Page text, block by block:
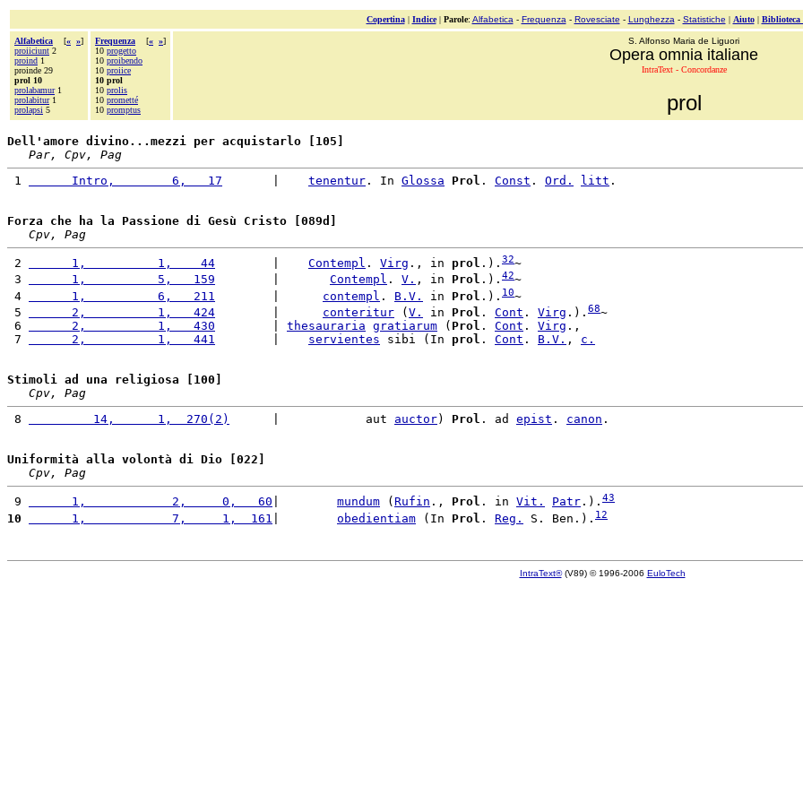
Copertina| Indice| Parole: Alfabetica - Frequenza - Rovesciate - Lunghezza - Statistiche | Aiuto| Biblioteca
Alfabetica [« »]
proiiciunt 2
proind 1
proinde 29
prol 10
prolabamur1
prolabitur1
prolapsi 5
Frequenza [« »]
10 progetto
10 proibendo
10 proiice
10 prol
10 prolis
10 prometté
10 promptus
S. Alfonso Maria de Liguori
Opera omnia italiane
IntraText - Concordanze
prol
Dell'amore divino...mezzi per acquistarlo [105]
Par, Cpv, Pag
1
      Intro,        6,   17
tenentur . In Glossa Prol . Const . Ord. litt .
Forza che ha la Passione di Gesù Cristo [089d]
Cpv, Pag
2
      1,          1,    44
Contempl . Virg ., in prol .). 32~
3
      1,          5,   159
Contempl . V. , in Prol .). 42~
4
      1,          6,   211
contempl . B. V. in Prol .). 10~
5
      2,          1,   424
conteritur ( V. in Prol . Cont . Virg .). 68~
6
      2,          1,   430
thesauraria gratiarum ( Prol . Cont . Virg .,
7
      2,          1,   441
servientes sibi (In prol . Cont . B. V. , c.
Stimoli ad una religiosa [100]
Cpv, Pag
8
         14,      1,  270(2)
      |            aut
auctor) Prol . ad epist . canon .
Uniformità alla volontà di Dio [022]
Cpv, Pag
9
      1,            2,     0,   60
mundum ( Rufin ., Prol . in Vit. Patr .). 43
10
      1,            7,     1,  161
obedientiam (In Prol . Reg. S. Ben.). 12
IntraText®(V89) © 1996-2006 EuloTech